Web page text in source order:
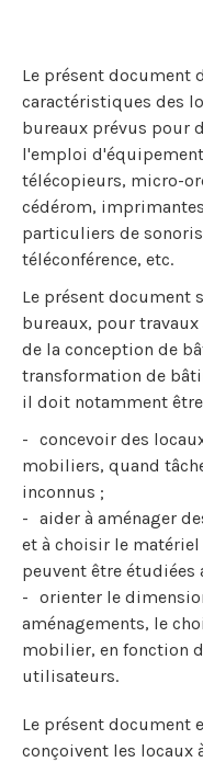
Le présent document
caractéristiques des
bureaux prévus pour
l'emploi
télécopieurs, micro-
cédérom,
particuliers de
téléconférence, etc.
Le présent document
bureaux, pour
de la conception de
transformation de
il doit notamment
concevoir des
mobiliers, quand
inconnus ;
aider à aménager
et à choisir le
peuvent être étudiées
orienter le
aménagements, le
mobilier, en fonction
utilisateurs.
Le présent document
conçoivent les locaux